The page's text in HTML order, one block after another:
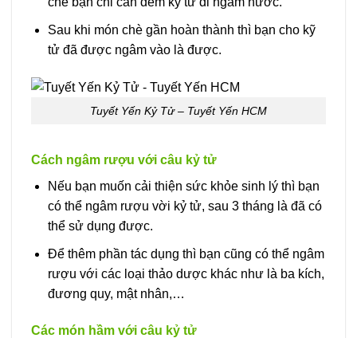
Sau khi món chè gần hoàn thành thì bạn cho kỹ
tử đã được ngâm vào là được.
Tuyết Yến Kỷ Tử – Tuyết Yến HCM
Cách ngâm rượu với câu kỷ tử
Nếu bạn muốn cải thiện sức khỏe sinh lý thì bạn
có thể ngâm rượu vời kỷ tử, sau 3 tháng là đã có
thể sử dụng được.
Để thêm phần tác dụng thì bạn cũng có thể ngâm
rượu với các loại thảo dược khác như là ba kích,
đương quy, mật nhân,…
Các món hầm với câu kỷ tử